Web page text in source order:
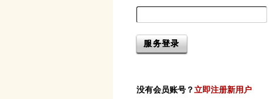
没有会员账号？立即注册新用户